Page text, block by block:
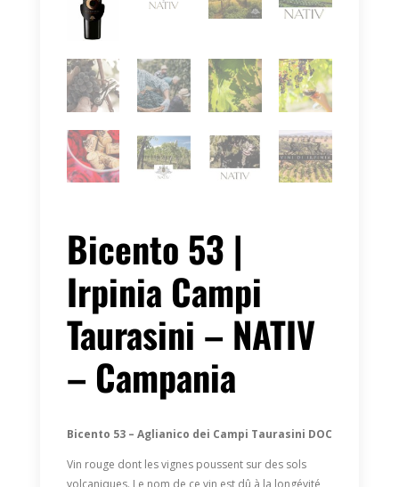
Bicento 53 |
Irpinia Campi
Taurasini – NATIV
– Campania
Bicento 53 – Aglianico dei Campi Taurasini DOC
Vin rouge dont les vignes poussent sur des sols